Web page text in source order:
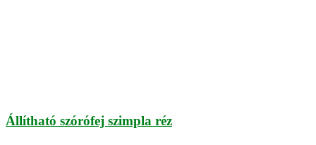
Állítható szórófej szimpla réz